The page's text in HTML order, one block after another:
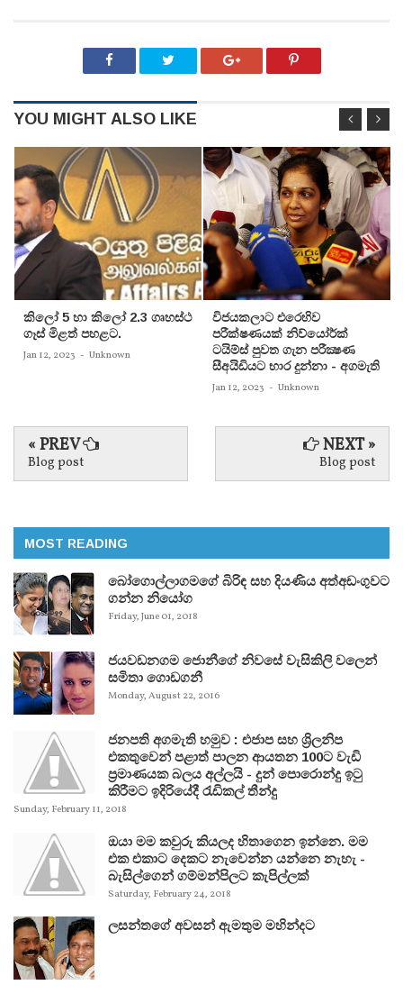
YOU MIGHT ALSO LIKE
කිලෝ 5 හා කිලෝ 2.3 ගෘහස්ථ
ගෑස් මිළත් පහළට.
Jan 12, 2023 - Unknown
විජයකලාට එරෙහිව
පරීක්‌ෂණයක්‌ නිව්යෝර්ක්‌
ටයිම්ස්‌ පුවත ගැන පරීක්‍ෂණ
සීඅයිඩියට භාර දුන්නා - අගමැති
Jan 12, 2023 - Unknown
« PREV
Blog post
NEXT »
Blog post
MOST READING
බෝගොල්ලාගමගේ බිරිඳ සහ දියණිය අත්අඩංගුවට
ගන්න නියෝග
Friday, June 01, 2018
ජයවඩනගම ජොනීගේ නිවසේ වැසිකිලි වලෙන්
සමිතා ගොඩගනී
Monday, August 22, 2016
ජනපති අගමැති හමුව : එජාප සහ ශ්‍රිලනිප
එකතුවෙන් පළාත් පාලන ආයතන 100ට වැඩි
ප්‍රමාණයක බලය අල්ලයි - දුන් පොරොන්දු ඉටු
කිරීමට ඉදිරියේදී රැඩිකල් තීන්දු
Sunday, February 11, 2018
ඔයා මම කවුරු කියලද හිතාගෙන ඉන්නෙ. මම
එක එකාට දෙකට නැවෙන්න යන්නෙ නැහැ -
බැසිල්ගෙන් ගම්මන්පිලට කැපිල්ලක්
Saturday, February 24, 2018
ලසන්තගේ අවසන් ඇමතුම මහින්දට